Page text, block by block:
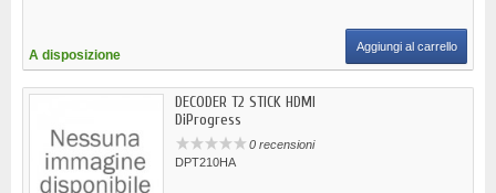
A disposizione
Aggiungi al carrello
DECODER T2 STICK HDMI
DiProgress
0 recensioni
DPT210HA